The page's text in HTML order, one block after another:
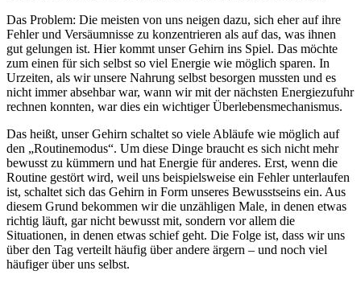
Das Problem: Die meisten von uns neigen dazu, sich eher auf ihre
Fehler und Versäumnisse zu konzentrieren als auf das, was ihnen
gut gelungen ist. Hier kommt unser Gehirn ins Spiel. Das möchte
zum einen für sich selbst so viel Energie wie möglich sparen. In
Urzeiten, als wir unsere Nahrung selbst besorgen mussten und es
nicht immer absehbar war, wann wir mit der nächsten Energiezufuhr
rechnen konnten, war dies ein wichtiger Überlebensmechanismus.
Das heißt, unser Gehirn schaltet so viele Abläufe wie möglich auf
den „Routinemodus“. Um diese Dinge braucht es sich nicht mehr
bewusst zu kümmern und hat Energie für anderes. Erst, wenn die
Routine gestört wird, weil uns beispielsweise ein Fehler unterlaufen
ist, schaltet sich das Gehirn in Form unseres Bewusstseins ein. Aus
diesem Grund bekommen wir die unzähligen Male, in denen etwas
richtig läuft, gar nicht bewusst mit, sondern vor allem die
Situationen, in denen etwas schief geht. Die Folge ist, dass wir uns
über den Tag verteilt häufig über andere ärgern – und noch viel
häufiger über uns selbst.